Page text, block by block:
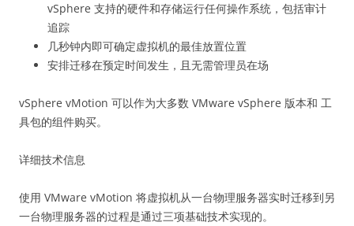
vSphere 支持的硬件和存储运行任何操作系统，包括审计
追踪
几秒钟内即可确定虚拟机的最佳放置位置
安排迁移在预定时间发生，且无需管理员在场
vSphere vMotion 可以作为大多数 VMware vSphere 版本和 工
具包的组件购买。
详细技术信息
使用 VMware vMotion 将虚拟机从一台物理服务器实时迁移到另
一台物理服务器的过程是通过三项基础技术实现的。